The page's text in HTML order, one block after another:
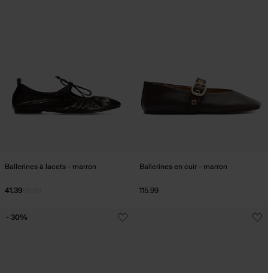
Ballerines à lacets - marron
41.39
Ballerines en cuir - marron
115.99
- 30%